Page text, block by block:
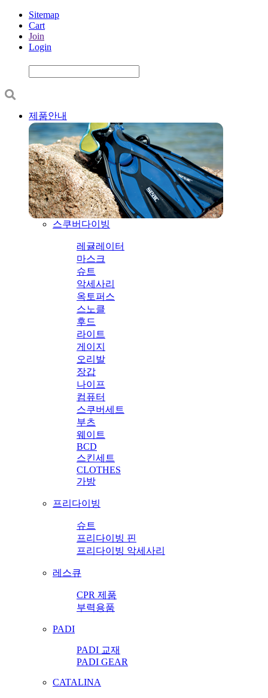
Sitemap
Cart
Join
Login
제품안내
스쿠버다이빙
레귤레이터
마스크
슈트
악세사리
옥토퍼스
스노클
후드
라이트
게이지
오리발
장갑
나이프
컴퓨터
스쿠버세트
부츠
웨이트
BCD
스킨세트
CLOTHES
가방
프리다이빙
슈트
프리다이빙 핀
프리다이빙 악세사리
레스큐
CPR 제품
부력용품
PADI
PADI 교재
PADI GEAR
CATALINA